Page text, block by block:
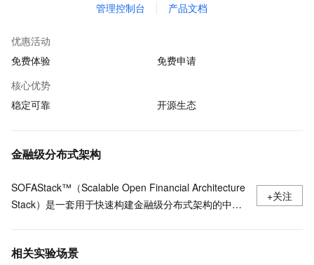
管理控制台 产品文档
优惠活动
免费体验
免费申请
核心优势
稳定可靠
开源生态
金融级分布式架构
SOFAStack™（Scalable Open Financial Architecture
Stack）是一套用于快速构建金融级分布式架构的中间
+关注
相关实验场景